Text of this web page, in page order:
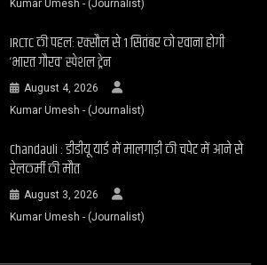
Kumar Umesh - (Journalist)
IRCTC की पहल: रक्सौल से 1 सितंबर को रवाना होगी
‘भारत गौरव’ स्पेशल ट्रेन
August 4, 2026
Kumar Umesh - (Journalist)
Chandauli : डीडीयू यार्ड में मालगाड़ी की चपेट में आने से
रेलकर्मी की मौत
August 3, 2026
Kumar Umesh - (Journalist)